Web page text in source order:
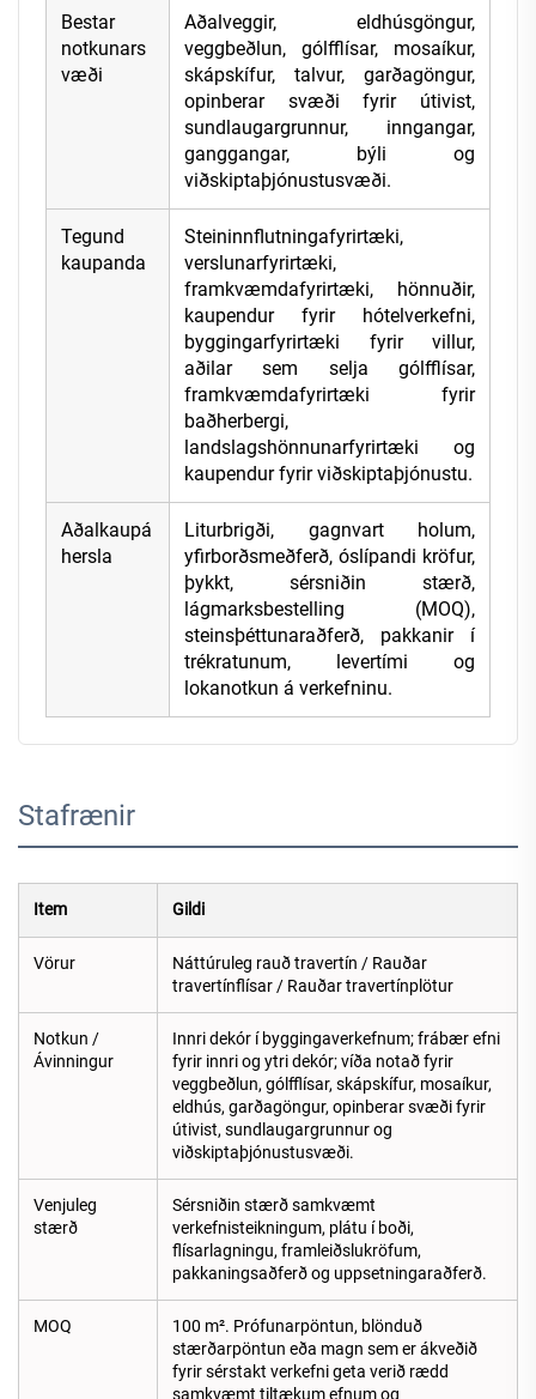
Bestar
notkunars
væði
Aðalveggir, eldhúsgöngur,
veggbeðlun, gólfflísar, mosaíkur,
skápskífur, talvur, garðagöngur,
opinberar svæði fyrir útivist,
sundlaugargrunnur, inngangar,
ganggangar, býli og
viðskiptaþjónustusvæði.
Tegund
kaupanda
Steininnflutningafyrirtæki,
verslunarfyrirtæki,
framkvæmdafyrirtæki, hönnuðir,
kaupendur fyrir hótelverkefni,
byggingarfyrirtæki fyrir villur,
aðilar sem selja gólfflísar,
framkvæmdafyrirtæki fyrir
baðherbergi,
landslagshönnunarfyrirtæki og
kaupendur fyrir viðskiptaþjónustu.
Aðalkaupá
hersla
Liturbrigði, gagnvart holum,
yfirborðsmeðferð, óslípandi kröfur,
þykkt, sérsniðin stærð,
lágmarksbestelling (MOQ),
steinsþéttunaraðferð, pakkanir í
trékratunum, levertími og
lokanotkun á verkefninu.
Stafrænir
Item Gildi
Vörur
Náttúruleg rauð travertín / Rauðar
travertínflísar / Rauðar travertínplötur
Notkun /
Ávinningur
Innri dekór í byggingaverkefnum; frábær efni
fyrir innri og ytri dekór; víða notað fyrir
veggbeðlun, gólfflísar, skápskífur, mosaíkur,
eldhús, garðagöngur, opinberar svæði fyrir
útivist, sundlaugargrunnur og
viðskiptaþjónustusvæði.
Venjuleg
stærð
Sérsniðin stærð samkvæmt
verkefnisteikningum, plátu í boði,
flísarlagningu, framleiðslukröfum,
pakkaningsaðferð og uppsetningaraðferð.
MOQ
100 m². Prófunarpöntun, blönduð
stærðarpöntun eða magn sem er ákveðið
fyrir sérstakt verkefni geta verið rædd
samkvæmt tiltækum efnum og